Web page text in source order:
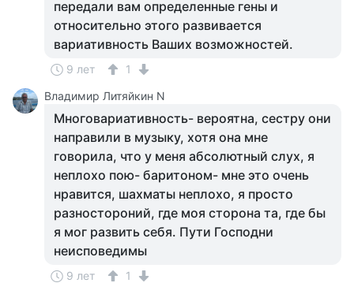
передали вам определенные гены и
относительно этого развивается
вариативность Ваших возможностей.
9 лет
1
Владимир Литяйкин N
Многовариативность- вероятна, сестру они
направили в музыку, хотя она мне
говорила, что у меня абсолютный слух, я
неплохо пою- баритоном- мне это очень
нравится, шахматы неплохо, я просто
разностороний, где моя сторона та, где бы
я мог развить себя. Пути Господни
неисповедимы
9 лет 1